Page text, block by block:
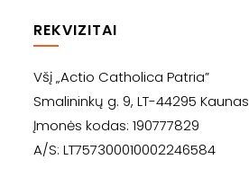
REKVIZITAI
Všį „Actio Catholica Patria”
Smalininkų g. 9, LT-44295 Kaunas
Įmonės kodas: 190777829
A/S: LT757300010002246584